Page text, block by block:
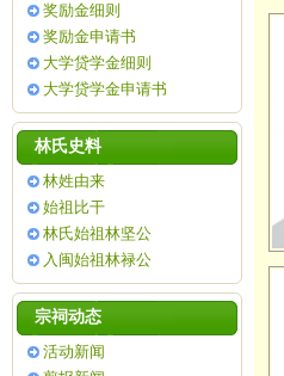
奖励金细则
奖励金申请书
大学贷学金细则
大学贷学金申请书
林氏史料
林姓由来
始祖比干
林氏始祖林坚公
入闽始祖林禄公
宗祠动态
活动新闻